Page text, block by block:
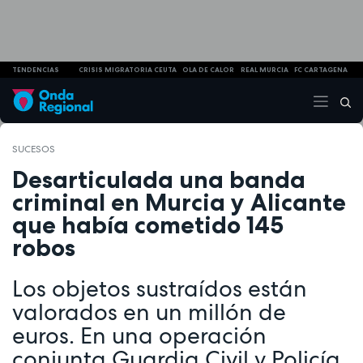
TENDENCIAS CRISIS MIGRATORIA CEUTA OLA DE CALOR REAL MURCIA FC CARTAGENA
SUCESOS
Desarticulada una banda
criminal en Murcia y Alicante
que había cometido 145
robos
Los objetos sustraídos están
valorados en un millón de
euros. En una operación